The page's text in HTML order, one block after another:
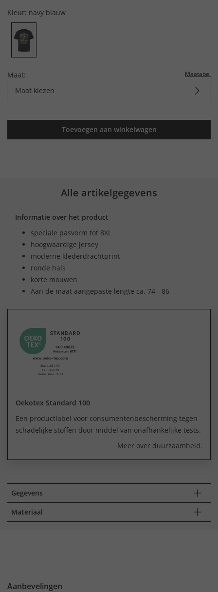
Kleur: navy blauw
Maat: Maatabel
Maat kiezen
Toevoegen aan winkelwagen
Alle artikelgegevens
Informatie over het product
speciale pasvorm tot 8XL
hoogwaardige jersey
moderne klederdrachtprint
ronde hals
korte mouwen
Aan de maat aangepaste lengte ca. 74 - 86
Oekotex Standard 100
Een productlabel voor consumentenbescherming tegen
schadelijke stoffen door middel van onafhankelijke tests.
Meer over duurzaamheid.
Gegevens
Materiaal
Aanbevelingen